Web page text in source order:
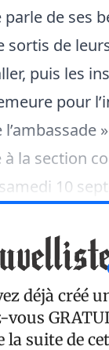
de ses
sortis de
puis les
pour
la section
10
déjà créé
vous
la suite de